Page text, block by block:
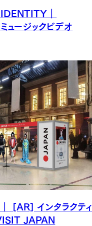
｜
ージックビデオ
[AR] インタラクティ
JAPAN